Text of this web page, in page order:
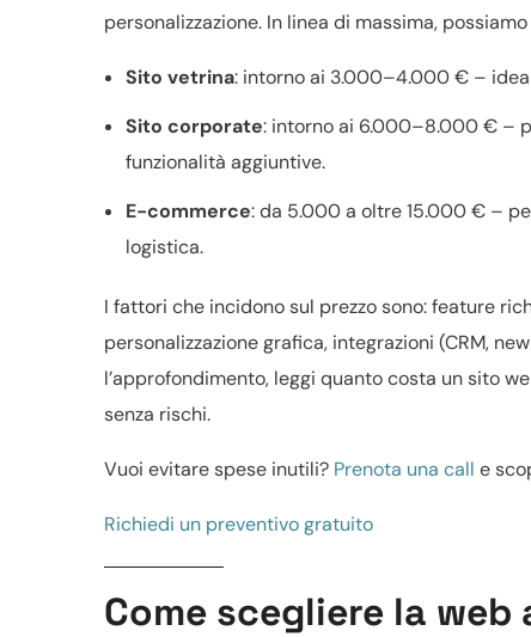
personalizzazione. In linea di massima,
Sito vetrina: intorno ai 3.000–4.000 € –
Sito corporate: intorno ai 6.000–8.000 € –
funzionalità aggiuntive.
E-commerce: da 5.000 a oltre 15.000 € –
logistica.
I fattori che incidono sul prezzo sono: feature
personalizzazione grafica, integrazioni (CRM,
l’approfondimento, leggi quanto costa un sito
senza rischi.
Vuoi evitare spese inutili? Prenota una call e
Richiedi un preventivo gratuito
Come scegliere la